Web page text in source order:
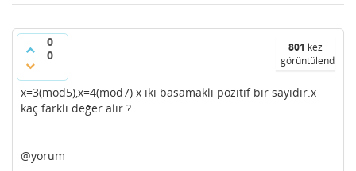
0
0
801 kez
görüntülendi
x=3(mod5),x=4(mod7) x iki basamaklı pozitif bir sayıdır.x
kaç farklı değer alır ?
@yorum